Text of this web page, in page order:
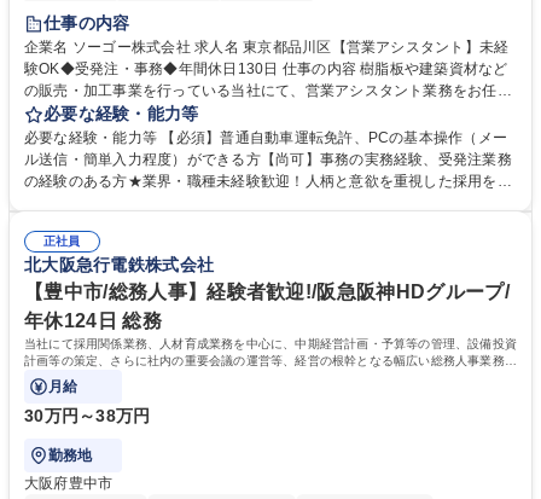
交通費支給
仕事の内容
企業名 ソーゴー株式会社 求人名 東京都品川区【営業アシスタント】未経
験OK◆受発注・事務◆年間休日130日 仕事の内容 樹脂板や建築資材など
の販売・加工事業を行っている当社にて、営業アシスタント業務をお任せ
いたします。注文対応やWebデータの出力、各所への発注・加工依頼のほ
か、電話・メール対応等の事務業務を担当します。 ■受注・発注業務：FA
Xによる注文対応、Web発注データのプリントアウト、各仕入先・協力会
社への発注および加工依頼等 ■納品書・請求書の作成および発送手配 ■商
当社の指定する業務 募集職種 東京都品川区【営業アシスタント】未経験O
K◆受発注・事務◆年間休日130日
必要な経験・能力等
必要な経験・能力等 【必須】普通自動車運転免許、PCの基本操作（メー
ル送信・簡単入力程度）ができる方【尚可】事務の実務経験、受発注業務
の経験のある方★業界・職種未経験歓迎！人柄と意欲を重視した採用を行
変化に臨機応変かつ柔軟に対応できる方、約束を守り正確に作業を進めら
れる方を求めています。高度なPCスキルや関数知識は一切不要です。丁
寧な指導体制が整っているため、安心してお仕事をスタートしていただけ
ます。 学歴・資格 学歴：大学院 大学 高専 短大 専修学校 高校 語学力：
資格：
正社員
北大阪急行電鉄株式会社
【豊中市/総務人事】経験者歓迎!/阪急阪神HDグループ/
年休124日 総務
当社にて採用関係業務、人材育成業務を中心に、中期経営計画・予算等の管理、設備投資
計画等の策定、さらに社内の重要会議の運営等、経営の根幹となる幅広い総務人事業務全
般を担当していただきます。
月給
30万円～38万円
勤務地
大阪府豊中市